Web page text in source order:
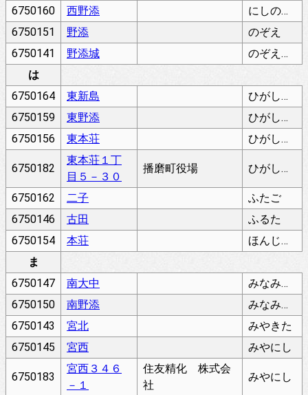
6750160 西野添
にしのぞえ
6750151
野添
のぞえ
6750141
野添城
のぞえじょう
は
6750164
東新島
ひがしにいじま
6750159
東野添
ひがしのぞえ
6750156
東本荘 ひがしほんじょう
6750182
東本荘１丁
目５－３０
播磨町役場 ひがしほんじょう
6750162 二子
ふたご
6750146
古田
ふるた
6750154
本荘
ほんじょう
ま
6750147
南大中
みなみおおなか
6750150
南野添
みなみのぞえ
6750143
宮北
みやきた
6750145
宮西 みやにし
6750183
宮西３４６
－１
住友精化 株式会
社
みやにし